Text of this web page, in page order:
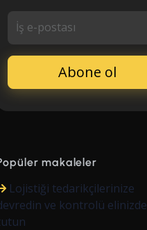
İş e-postası
makaleler
Lojistiği tedarikçilerinize
ve kontrolü elinizde